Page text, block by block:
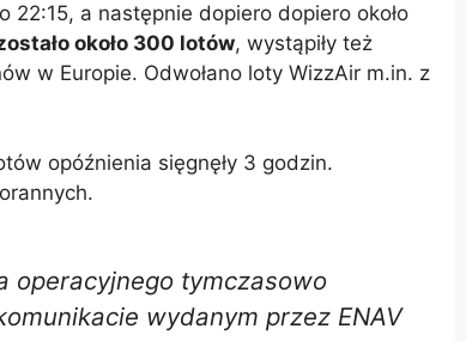
a następnie dopiero dopiero około
około 300 lotów, wystąpiły też
w Europie. Odwołano loty WizzAir m.in. z
opóźnienia sięgnęły 3 godzin.
operacyjnego tymczasowo
wydanym przez ENAV